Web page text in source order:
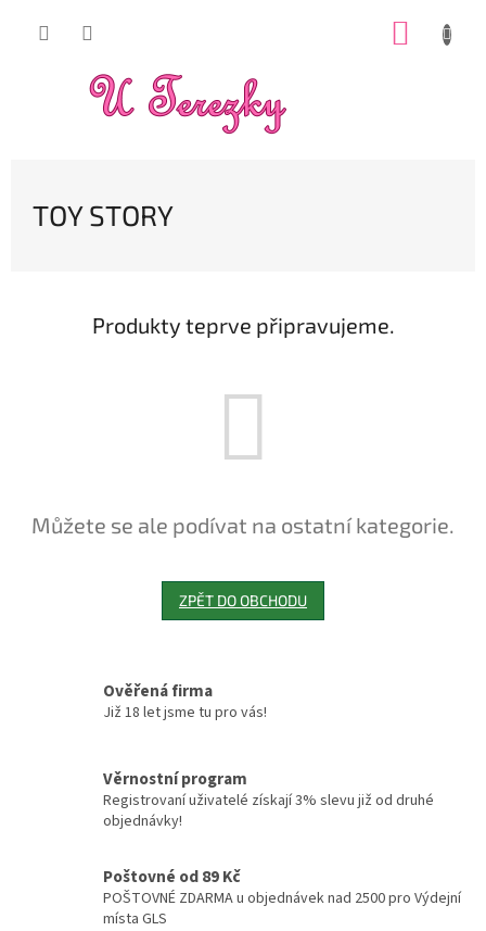
TOY STORY
Produkty teprve připravujeme.
Můžete se ale podívat na ostatní kategorie.
ZPĚT DO OBCHODU
Ověřená firma
Již 18 let jsme tu pro vás!
Věrnostní program
Registrovaní uživatelé získají 3% slevu již od druhé
objednávky!
Poštovné od 89 Kč
POŠTOVNÉ ZDARMA u objednávek nad 2500 pro Výdejní
místa GLS